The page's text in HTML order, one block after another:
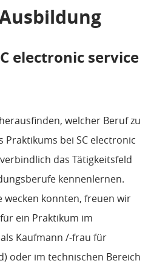
electronic service
welcher Beruf zu
Praktikums bei SC electronic
das Tätigkeitsfeld
kennenlernen.
wecken konnten, freuen wir
ein Praktikum im
Kaufmann /-frau für
oder im technischen Bereich